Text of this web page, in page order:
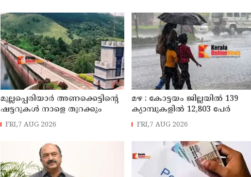
മുല്ലപ്പെരിയാർ അണക്കെട്ടിന്റെ
ഷട്ടറുകൾ നാളെ തുറക്കും
FRI,7 AUG 2026
മഴ : കോട്ടയം ജില്ലയിൽ 139
ക്യാമ്പുകളിൽ 12,803 പേര്‍
FRI,7 AUG 2026